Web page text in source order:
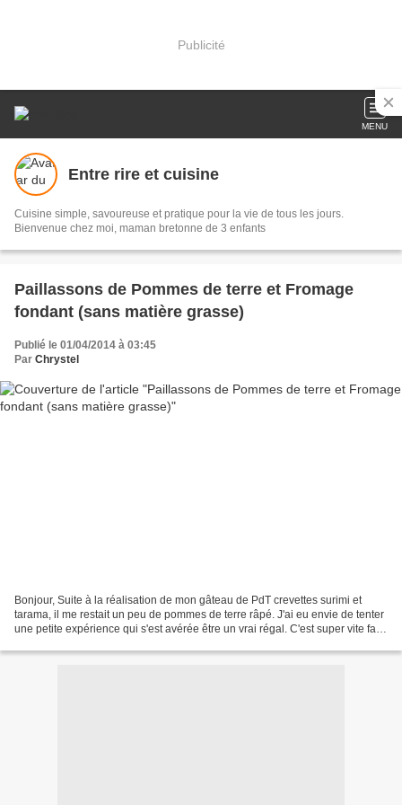
Publicité
MENU
Entre rire et cuisine
Cuisine simple, savoureuse et pratique pour la vie de tous les jours.
Bienvenue chez moi, maman bretonne de 3 enfants
Paillassons de Pommes de terre et Fromage
fondant (sans matière grasse)
Publié le 01/04/2014 à 03:45
Par Chrystel
Bonjour, Suite à la réalisation de mon gâteau de PdT crevettes surimi et
tarama, il me restait un peu de pommes de terre râpé. J'ai eu envie de tenter
une petite expérience qui s'est avérée être un vrai régal. C'est super vite fait,